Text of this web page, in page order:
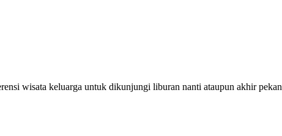
wisata keluarga untuk dikunjungi liburan nanti ataupun akhir pekan